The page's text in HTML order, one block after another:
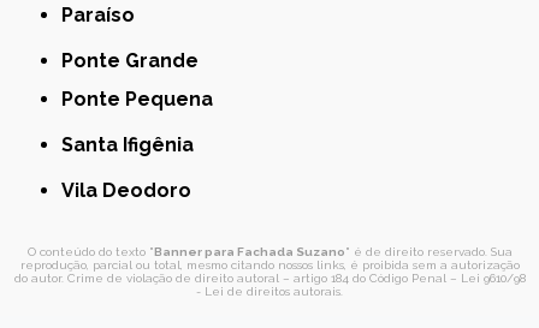
Paraíso
Ponte Grande
Ponte Pequena
Santa Ifigênia
Vila Deodoro
O conteúdo do texto "Banner para Fachada Suzano" é de direito reservado. Sua
reprodução, parcial ou total, mesmo citando nossos links, é proibida sem a autorização
do autor. Crime de violação de direito autoral – artigo 184 do Código Penal – Lei 9610/98
- Lei de direitos autorais